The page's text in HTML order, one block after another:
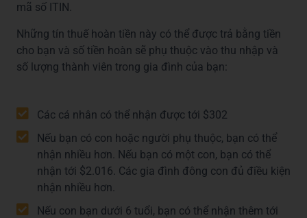
mã số ITIN.
Những tín thuế hoàn tiền này có thể được trả bằng tiền
cho bạn và số tiền hoàn sẽ phụ thuộc vào thu nhập và
số lượng thành viên trong gia đình của bạn:
Các cá nhân có thể nhận được tới $302
Nếu bạn có con hoặc người phụ thuộc, bạn có thể
nhận nhiều hơn. Nếu bạn có một con, bạn có thể
nhận tới $2.016. Các gia đình đông con đủ điều kiện
nhận nhiều hơn.
Nếu con bạn dưới 6 tuổi, bạn có thể nhận thêm tới